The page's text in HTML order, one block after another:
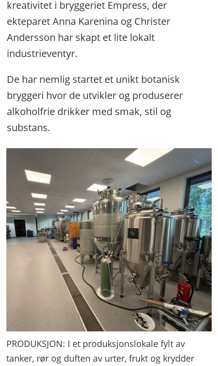
kreativitet i bryggeriet Empress, der
ekteparet Anna Karenina og Christer
Andersson har skapt et lite lokalt
industrieventyr.
De har nemlig startet et unikt botanisk
bryggeri hvor de utvikler og produserer
alkoholfrie drikker med smak, stil og
substans.
PRODUKSJON: I et produksjonslokale fylt av
tanker, rør og duften av urter, frukt og krydder